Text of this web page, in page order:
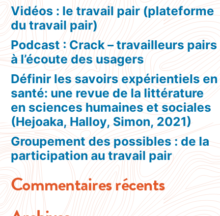
Vidéos : le travail pair (plateforme
du travail pair)
Podcast : Crack – travailleurs pairs
à l’écoute des usagers
Définir les savoirs expérientiels en
santé: une revue de la littérature
en sciences humaines et sociales
(Hejoaka, Halloy, Simon, 2021)
Groupement des possibles : de la
participation au travail pair
Commentaires récents